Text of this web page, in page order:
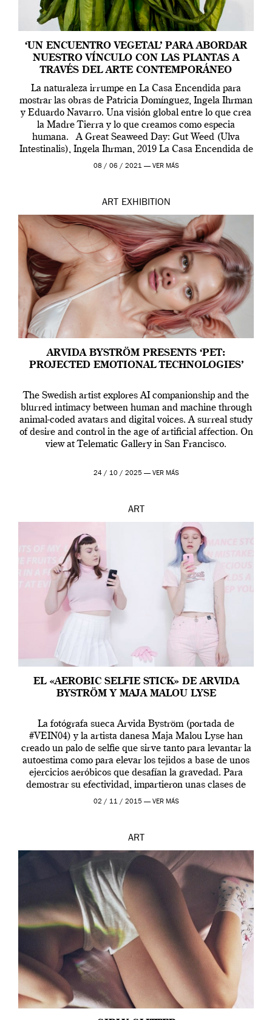
‘UN ENCUENTRO VEGETAL’ PARA ABORDAR
NUESTRO VÍNCULO CON LAS PLANTAS A
TRAVÉS DEL ARTE CONTEMPORÁNEO
La naturaleza irrumpe en La Casa Encendida para
mostrar las obras de Patricia Domínguez, Ingela Ihrman
y Eduardo Navarro. Una visión global entre lo que crea
la Madre Tierra y lo que creamos como especia
humana. A Great Seaweed Day: Gut Weed (Ulva
Intestinalis), Ingela Ihrman, 2019 La Casa Encendida de
Madrid y la Wellcome […]
08 / 06 / 2021 — VER MÁS
ART EXHIBITION
ARVIDA BYSTRÖM PRESENTS ‘PET:
PROJECTED EMOTIONAL TECHNOLOGIES’
The Swedish artist explores AI companionship and the
blurred intimacy between human and machine through
animal-coded avatars and digital voices. A surreal study
of desire and control in the age of artificial affection. On
view at Telematic Gallery in San Francisco.
24 / 10 / 2025 — VER MÁS
ART
EL «AEROBIC SELFIE STICK» DE ARVIDA
BYSTRÖM Y MAJA MALOU LYSE
La fotógrafa sueca Arvida Byström (portada de
#VEIN04) y la artista danesa Maja Malou Lyse han
creado un palo de selfie que sirve tanto para levantar la
autoestima como para elevar los tejidos a base de unos
ejercicios aeróbicos que desafían la gravedad. Para
demostrar su efectividad, impartieron unas clases de
prueba en el Tate […]
02 / 11 / 2015 — VER MÁS
ART